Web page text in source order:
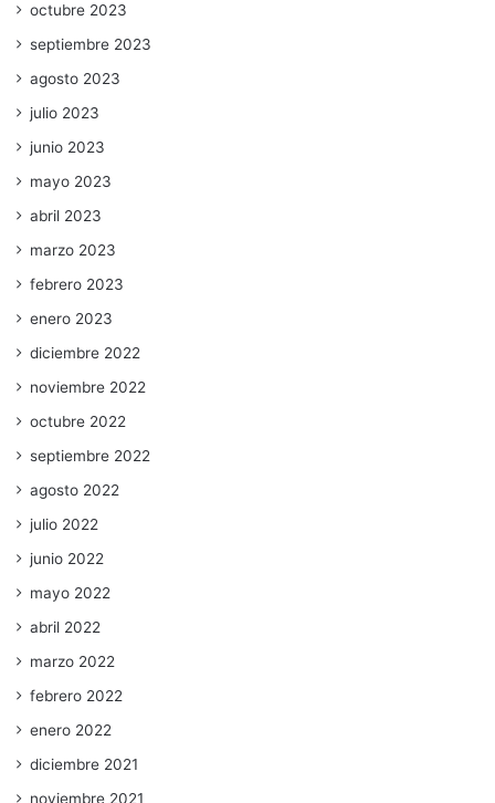
octubre 2023
septiembre 2023
agosto 2023
julio 2023
junio 2023
mayo 2023
abril 2023
marzo 2023
febrero 2023
enero 2023
diciembre 2022
noviembre 2022
octubre 2022
septiembre 2022
agosto 2022
julio 2022
junio 2022
mayo 2022
abril 2022
marzo 2022
febrero 2022
enero 2022
diciembre 2021
noviembre 2021